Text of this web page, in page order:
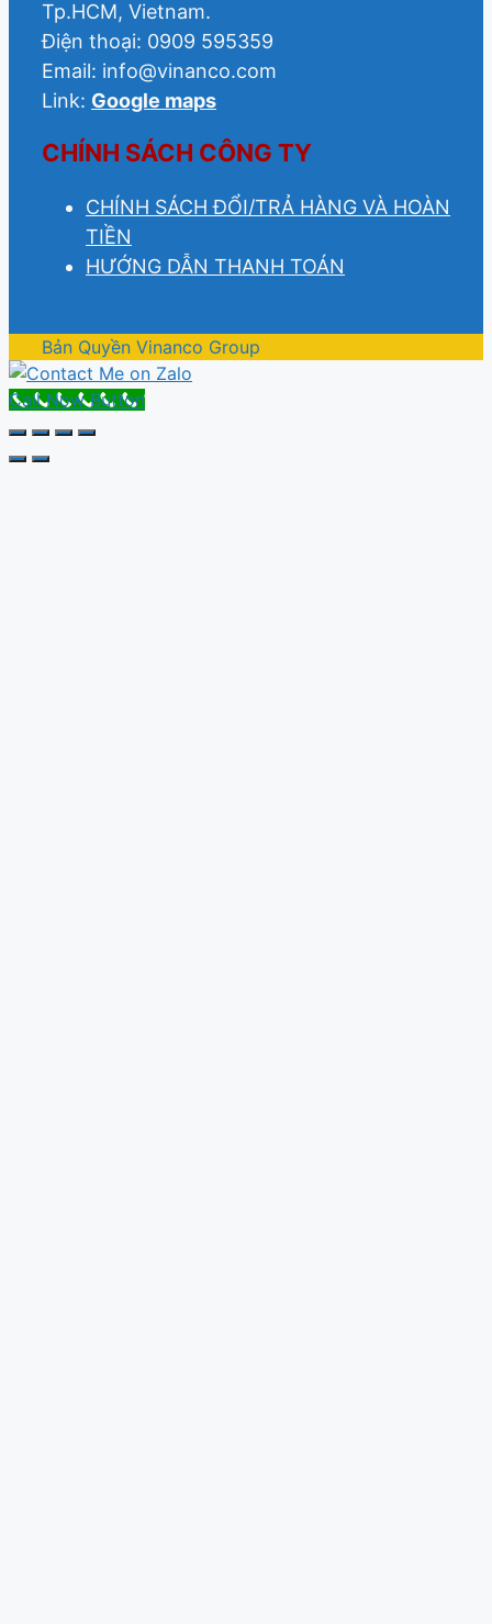
Tp.HCM, Vietnam.
Điện thoại: 0909 595359
Email: info@vinanco.com
Link: Google maps
CHÍNH SÁCH CÔNG TY
CHÍNH SÁCH ĐỔI/TRẢ HÀNG VÀ HOÀN
TIỀN
HƯỚNG DẪN THANH TOÁN
Bản Quyền Vinanco Group
Call Now Button